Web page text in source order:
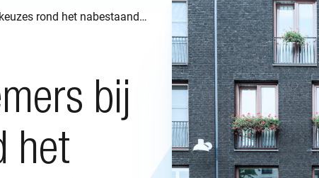
Help je werknemers bij de keuzes rond het nabestaandenpensioen
bij
het